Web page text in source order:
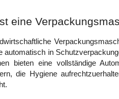
eine
automatisch in
bieten eine vollständige
die Hygiene